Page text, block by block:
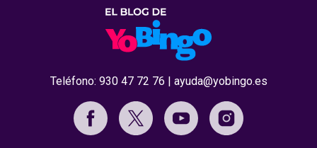
Teléfono: 930 47 72 76 | ayuda@yobingo.es